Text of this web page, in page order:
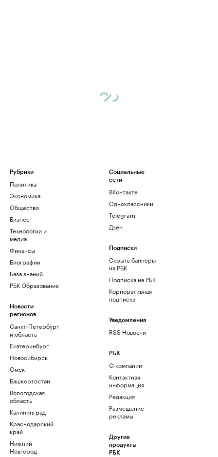
Рубрики
Политика
Экономика
Общество
Бизнес
Технологии и
медиа
Финансы
Биографии
База знаний
РБК Образование
Новости
регионов
Санкт-Петербург
и область
Екатеринбург
Новосибирск
Омск
Башкортостан
Вологодская
область
Калининград
Краснодарский
край
Нижний
Новгород
Социальные
сети
ВКонтакте
Одноклассники
Telegram
Дзен
Подписки
Скрыть баннеры
на РБК
Подписка на РБК
Корпоративная
подписка
Уведомления
RSS Новости
РБК
О компании
Контактная
информация
Редакция
Размещение
рекламы
Другие
продукты
РБК